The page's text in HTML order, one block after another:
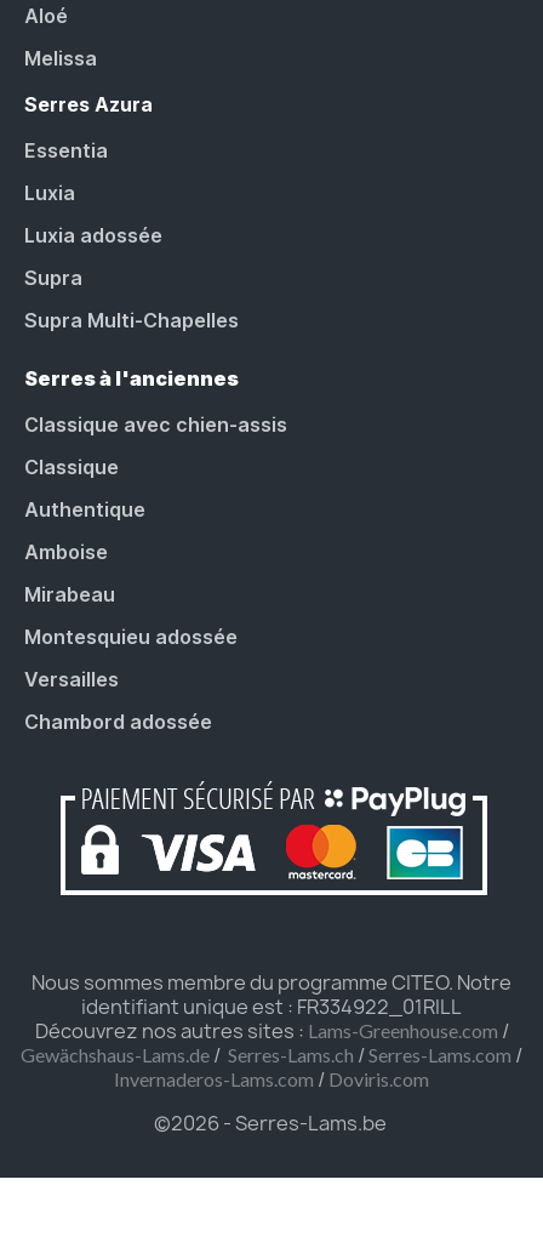
Aloé
Melissa
Serres Azura
Essentia
Luxia
Luxia adossée
Supra
Supra Multi-Chapelles
Serres à l'anciennes
Classique avec chien-assis
Classique
Authentique
Amboise
Mirabeau
Montesquieu adossée
Versailles
Chambord adossée
Nous sommes membre du programme CITEO. Notre
identifiant unique est : FR334922_01RILL
Découvrez nos autres sites : Lams-Greenhouse.com /
Gewächshaus-Lams.de / Serres-Lams.ch / Serres-Lams.com /
Invernaderos-Lams.com / Doviris.com
©2026 - Serres-Lams.be